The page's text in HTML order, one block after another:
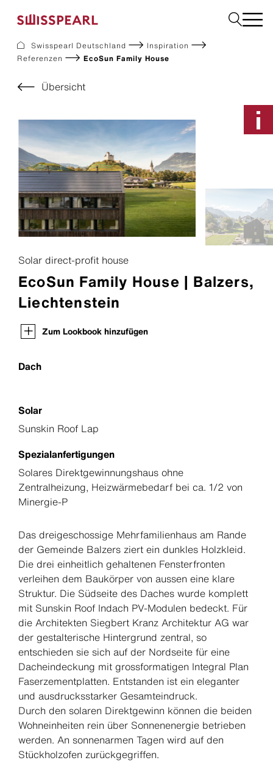
Services
Unternehmen
Inspiration
Musterbestellung
Fassade
Dach
Solar
Bauplatten
Garten
Downloads
Swisspearl Deutschland
Inspiration
Referenzen
EcoSun Family House
Übersicht
Solar direct-profit house
EcoSun Family House | Balzers,
Liechtenstein
Zum Lookbook hinzufügen
Dach
Solar
Sunskin Roof Lap
Spezialanfertigungen
Solares Direktgewinnungshaus ohne
Zentralheizung, Heizwärmebedarf bei ca. 1/2 von
Minergie-P
Das dreigeschossige Mehrfamilienhaus am Rande
der Gemeinde Balzers ziert ein dunkles Holzkleid.
Die drei einheitlich gehaltenen Fensterfronten
verleihen dem Baukörper von aussen eine klare
Struktur. Die Südseite des Daches wurde komplett
mit Sunskin Roof Indach PV-Modulen bedeckt. Für
die Architekten Siegbert Kranz Architektur AG war
der gestalterische Hintergrund zentral, so
entschieden sie sich auf der Nordseite für eine
Dacheindeckung mit grossformatigen Integral Plan
Faserzementplatten. Entstanden ist ein eleganter
und ausdrucksstarker Gesamteindruck.
Durch den solaren Direktgewinn können die beiden
Wohneinheiten rein über Sonnenenergie betrieben
werden. An sonnenarmen Tagen wird auf den
Stückholzofen zurückgegriffen.